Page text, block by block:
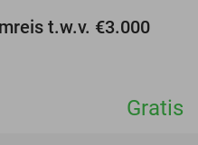
t.w.v. €3.000
Gratis